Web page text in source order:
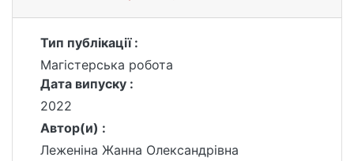
Тип публікації :
Магістерська робота
Дата випуску :
2022
Автор(и) :
Леженіна Жанна Олександрівна